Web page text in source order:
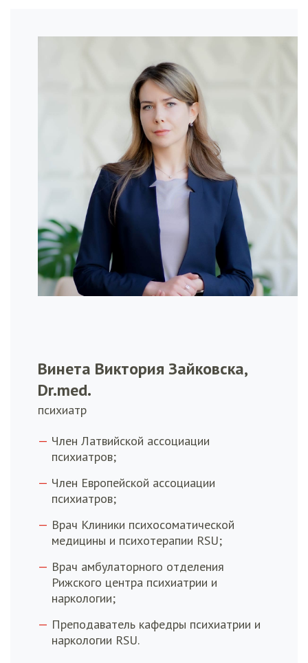
Винета Виктория Зайковска,
Dr.med.
психиатр
Член Латвийской ассоциации
психиатров;
Член Европейской ассоциации
психиатров;
Врач Клиники психосоматической
медицины и психотерапии RSU;
Врач амбулаторного отделения
Рижского центра психиатрии и
наркологии;
Преподаватель кафедры психиатрии и
наркологии RSU.